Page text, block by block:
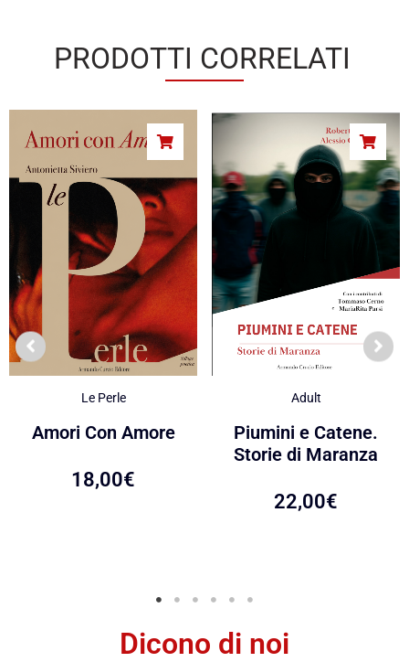
PRODOTTI CORRELATI
Le Perle
Amori Con Amore
18,00€
Adult
Piumini e Catene.
Storie di Maranza
22,00€
Dicono di noi